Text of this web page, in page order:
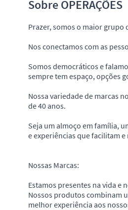
Sobre OPERAÇÕES
Prazer, somos o maior
Nos conectamos com as
Somos democráticos e
sempre tem espaço, opções
Nossa variedade de marcas
de 40 anos.
Seja um almoço em família,
e experiências que facilitam e
Nossas Marcas:
Estamos presentes na vida e
Nossos produtos combinam
melhor experiência aos